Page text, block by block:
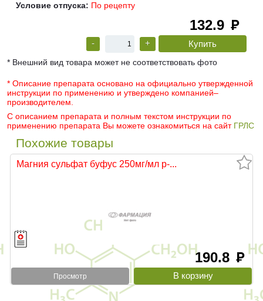
Условие отпуска: По рецепту
132.9 руб
- +
* Внешний вид товара может не соответствовать фото
* Описание препарата основано на официально утвержденной
инструкции по применению и утверждено компанией–
производителем.
С описанием препарата и полным текстом инструкции по
применению препарата Вы можете ознакомиться на сайт ГРЛС
Похожие товары
Магния сульфат буфус 250мг/мл р-...
190.8 руб
Просмотр